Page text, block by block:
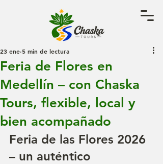
Feria de Flores en
Medellín – con Chaska
Tours, flexible, local y
bien acompañado
23 ene 5 min de lectura
Feria de las Flores 2026
– un auténtico